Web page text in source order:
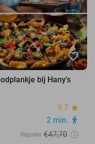
favorite_border
bij Hany's
9.7 star
2 min. directions_walk
Regulier €47,70